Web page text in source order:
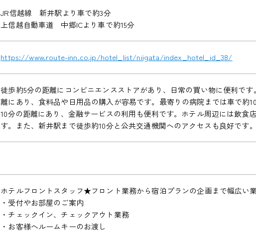
JR信越線 新井駅より車で約3分
上信越自動車道 中郷ICより車で約15分
https://www.route-inn.co.jp/hotel_list/niigata/index_hotel_id_38/
徒歩約5分の距離にコンビニエンスストアがあり、日常の買い物に便利で
離にあり、食料品や日用品の購入が容易です。最寄りの病院までは車で約
10分の距離にあり、金融サービスの利用も便利です。ホテル周辺には飲食
す。また、新井駅まで徒歩約10分と公共交通機関へのアクセスも良好です。
ホテルフロントスタッフ★フロント業務から宿泊プランの企画まで幅広い
・受付やお部屋のご案内
・チェックイン、チェックアウト業務
・お客様へルームキーのお渡し